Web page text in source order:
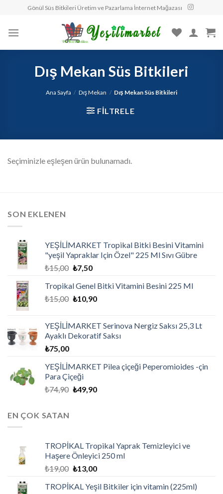
content
Gönül Süs Bitkileri Üretim ve Pazarlama İnternet Mağazası
Dış Mekan Süs Bitkileri
Ana Sayfa / Dış Mekan / Dış Mekan Süs Bitkileri
FILTRELE
Seçiminizle eşleşen ürün bulunamadı.
SON EKLENEN
YEŞİLİMARKET Tropikal Bitki Besini Vitamini
"yeşil Yapraklar Için Özel" 225 Ml Sıvı Gübre
₺15,00 ₺7,50
Tropikal Genel Bitki Vitamini Besini 225 Ml
₺15,00 ₺10,90
YEŞİLİMARKET Serinova Nergiz Saksı 25,3 Lt
Ayaklı Dekoratif Saksı
₺75,00
YEŞİLİMARKET Pilea çiçeği Peperomioides -çin
Para Çiçeği
₺74,90 ₺49,90
EN ÇOK SATAN
TROPİKAL Tropikal Yaprak Temizleyici ve
Haşere Önleyici 250 ml
₺19,00 ₺13,00
TROPİKAL Yeşil Bitkiler için vitamin (225ml)